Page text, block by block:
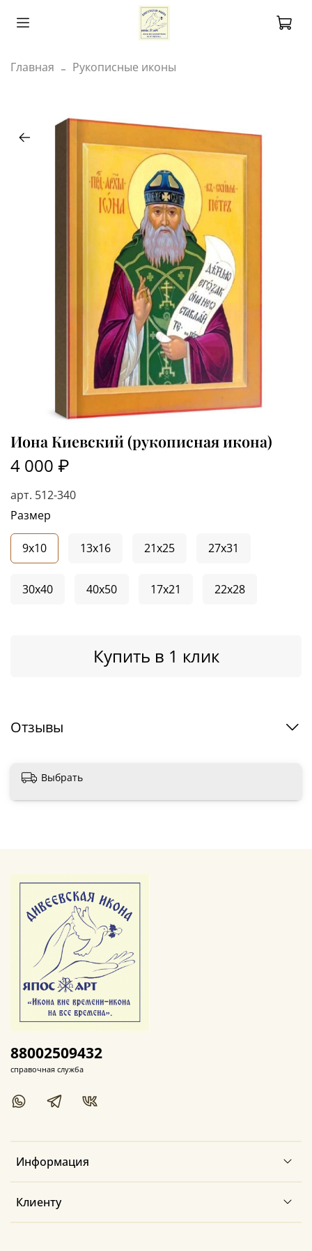
Главная Рукописные иконы
арт. 512-340
Иона Киевский (рукописная икона)
4 000 ₽
Купить в 1 клик
Размер
9x10 13x16 21x25 27x31
30x40 40x50 17x21 22x28
Отзывы
Выбрать
Информация
Клиенту
88002509432
справочная служба